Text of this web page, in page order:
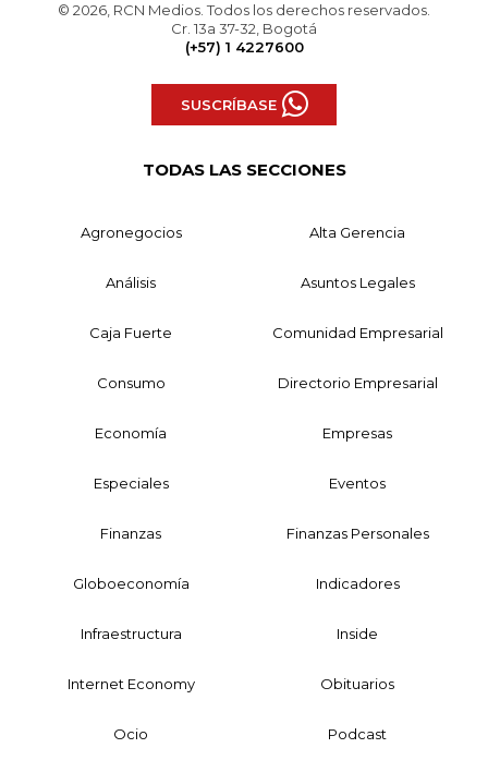
© 2026, RCN Medios. Todos los derechos reservados.
Cr. 13a 37-32, Bogotá
(+57) 1 4227600
SUSCRÍBASE
TODAS LAS SECCIONES
Agronegocios Alta Gerencia
Análisis Asuntos Legales
Caja Fuerte Comunidad Empresarial
Consumo Directorio Empresarial
Economía Empresas
Especiales Eventos
Finanzas Finanzas Personales
Globoeconomía Indicadores
Infraestructura Inside
Internet Economy Obituarios
Ocio Podcast